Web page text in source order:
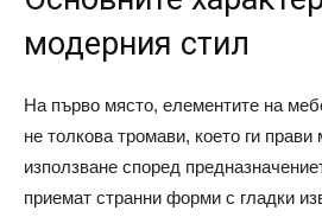
модерния стил
На първо място, елементите на
не толкова тромави, което ги прави
използване според
приемат странни форми с гладки